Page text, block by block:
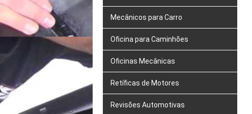
Mecânicos para Carro
Oficina para Caminhões
Oficinas Mecânicas
Retíficas de Motores
Revisões Automotivas